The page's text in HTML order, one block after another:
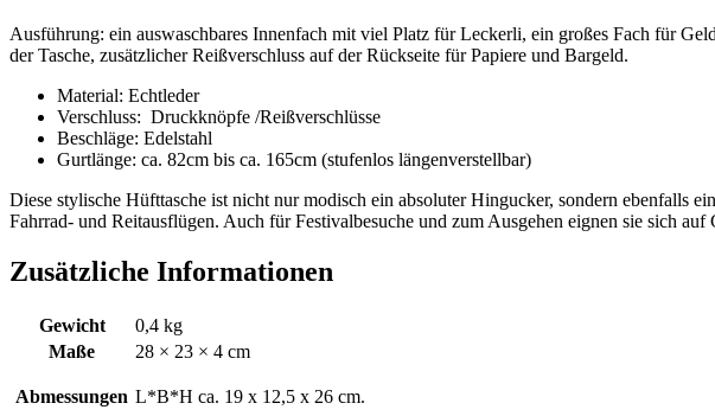
Ausführung: ein auswaschbares Innenfach mit viel Platz für Leckerli, ein großes Fach für
der Tasche, zusätzlicher Reißverschluss auf der Rückseite für Papiere und Bargeld.
Material: Echtleder
Verschluss: Druckknöpfe /Reißverschlüsse
Beschläge: Edelstahl
Gurtlänge: ca. 82cm bis ca. 165cm (stufenlos längenverstellbar)
Diese stylische Hüfttasche ist nicht nur modisch ein absoluter Hingucker, sondern ebenfalls
Fahrrad- und Reitausflügen. Auch für Festivalbesuche und zum Ausgehen eignen sie sich auf
Zusätzliche Informationen
Gewicht
0,4 kg
Maße
28 × 23 × 4 cm
Abmessungen L*B*H ca. 19 x 12,5 x 26 cm.